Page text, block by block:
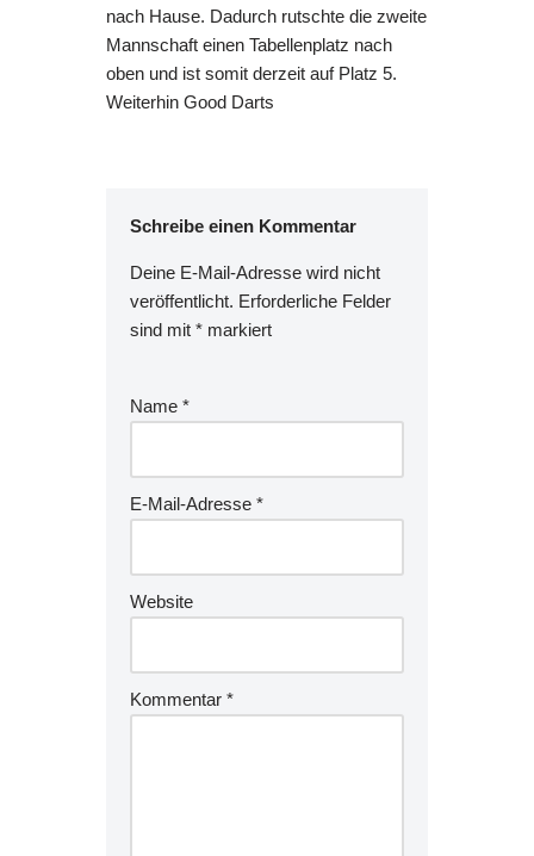
nach Hause. Dadurch rutschte die zweite
Mannschaft einen Tabellenplatz nach
oben und ist somit derzeit auf Platz 5.
Weiterhin Good Darts
Schreibe einen Kommentar
Deine E-Mail-Adresse wird nicht
veröffentlicht. Erforderliche Felder
sind mit * markiert
Name *
E-Mail-Adresse *
Website
Kommentar *